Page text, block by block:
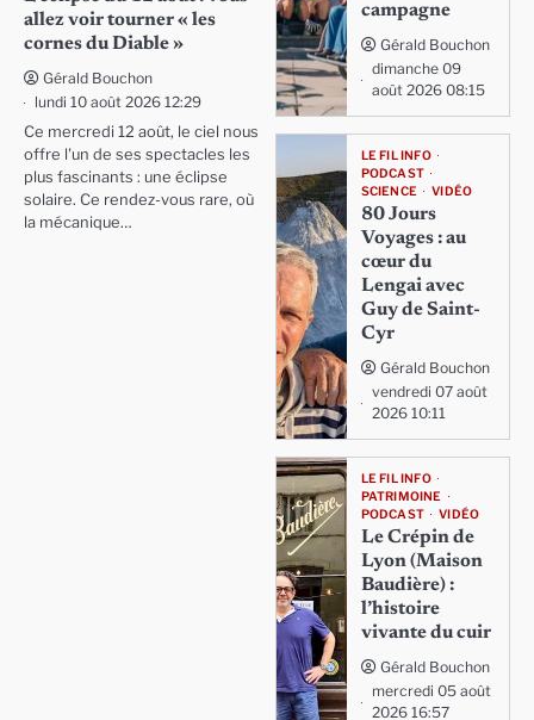
allez voir tourner « les
cornes du Diable »
Gérald Bouchon
lundi 10 août 2026 12:29
Ce mercredi 12 août, le ciel nous
offre l'un de ses spectacles les
plus fascinants : une éclipse
solaire. Ce rendez-vous rare, où
la mécanique…
campagne
Gérald Bouchon
dimanche 09
août 2026 08:15
LE FIL INFO
PODCAST
SCIENCE
VIDÉO
80 Jours
Voyages : au
cœur du
Lengai avec
Guy de Saint-
Cyr
Gérald Bouchon
vendredi 07 août
2026 10:11
LE FIL INFO
PATRIMOINE
PODCAST
VIDÉO
Le Crépin de
Lyon (Maison
Baudière) :
l’histoire
vivante du cuir
Gérald Bouchon
mercredi 05 août
2026 16:57